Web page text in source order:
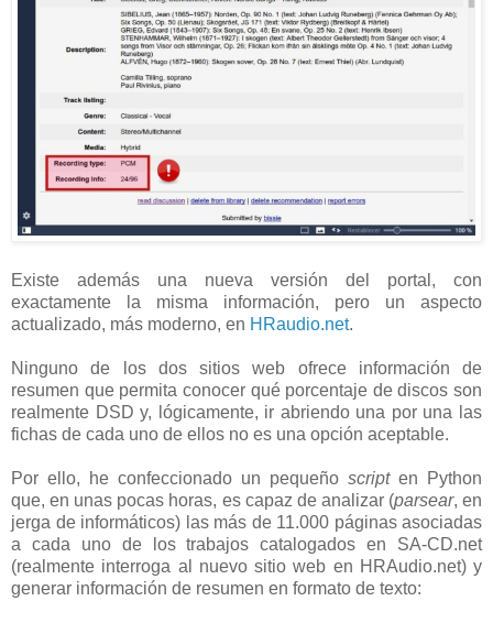
Existe además una nueva versión del portal, con
exactamente la misma información, pero un aspecto
actualizado, más moderno, en HRaudio.net.
Ninguno de los dos sitios web ofrece información de
resumen que permita conocer qué porcentaje de discos son
realmente DSD y, lógicamente, ir abriendo una por una las
fichas de cada uno de ellos no es una opción aceptable.
Por ello, he confeccionado un pequeño scripten Python
que, en unas pocas horas, es capaz de analizar (parsear, en
jerga de informáticos) las más de 11.000 páginas asociadas
a cada uno de los trabajos catalogados en SA-CD.net
(realmente interroga al nuevo sitio web en HRAudio.net) y
generar información de resumen en formato de texto: